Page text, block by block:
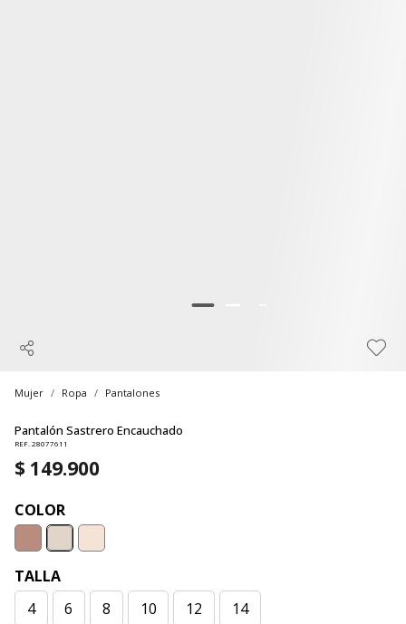
Mujer Ropa Pantalones
Pantalón Sastrero Encauchado
REF. 28077611
$ 149.900
COLOR
TALLA
4
6 8 10 12 14